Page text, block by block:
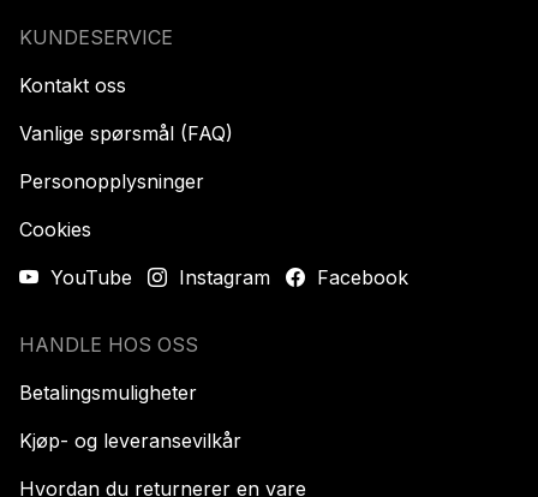
KUNDESERVICE
Kontakt oss
Vanlige spørsmål (FAQ)
Personopplysninger
Cookies
YouTube
Instagram Facebook
HANDLE HOS OSS
Betalingsmuligheter
Kjøp- og leveransevilkår
Hvordan du returnerer en vare